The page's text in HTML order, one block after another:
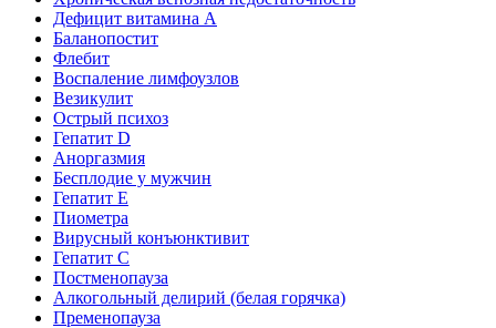
Дефицит витамина А
Баланопостит
Флебит
Воспаление лимфоузлов
Везикулит
Острый психоз
Гепатит D
Аноргазмия
Бесплодие у мужчин
Гепатит E
Пиометра
Вирусный конъюнктивит
Гепатит C
Постменопауза
Алкогольный делирий (белая горячка)
Пременопауза